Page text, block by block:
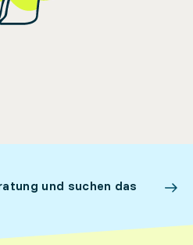
und suchen das